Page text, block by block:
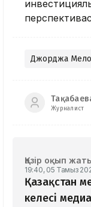
Джорджа
Журналист
Қазір оқып
19:40, 05 Тамыз
Қазақстан
келесі